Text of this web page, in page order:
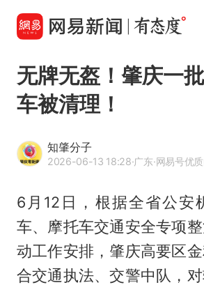
无牌无盔！肇庆一
车被清理！
知肇分子
2026-06-13 18:28·广东·网易号优质内
6月12日，根据全省公安
车、摩托车交通安全专项
动工作安排，肇庆高要区
合交通执法、交警中队，